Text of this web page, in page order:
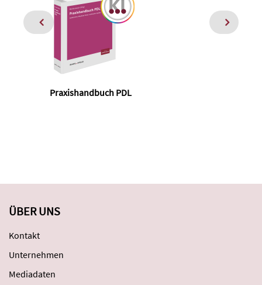
Praxishandbuch PDL
ÜBER UNS
Kontakt
Unternehmen
Mediadaten